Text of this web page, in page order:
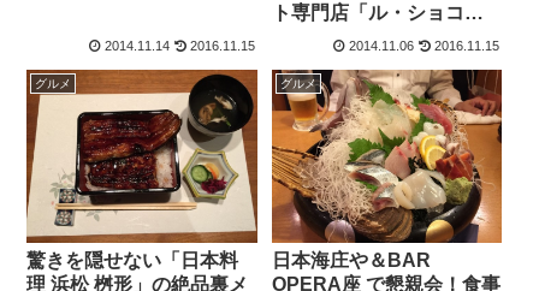
2014.11.14 2016.11.15
ト専門店「ル・ショコ
ラ・セルフィーユ 三ノ輪
購入！
2014.11.06 2016.11.15
グルメ
驚きを隠せない「日本料
理 浜松 桝形」の絶品裏メ
グルメ
日本海庄や＆BAR
OPERA座 で懇親会！食事